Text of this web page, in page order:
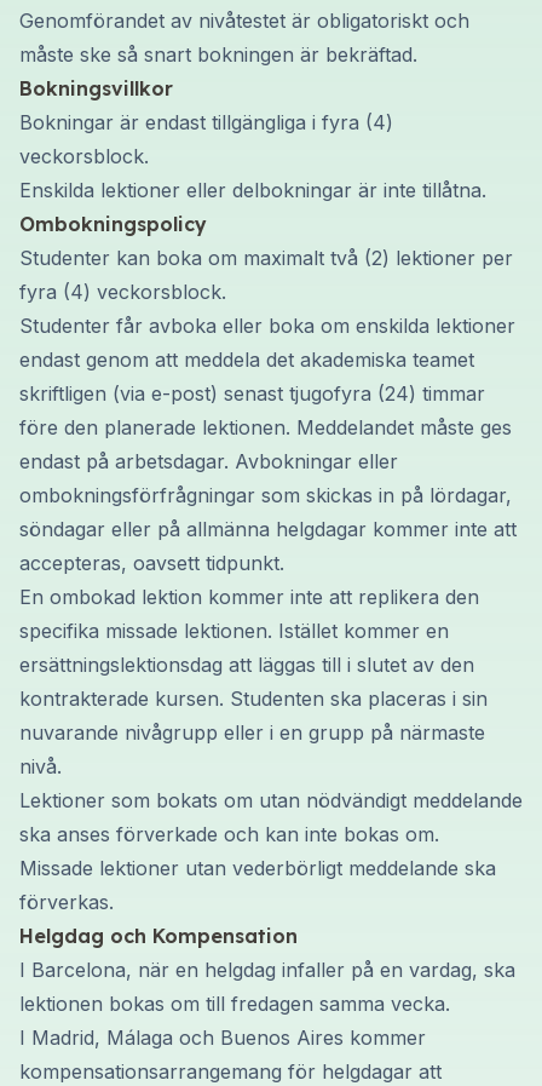
Genomförandet av nivåtestet är obligatoriskt och
måste ske så snart bokningen är bekräftad.
Bokningsvillkor
Bokningar är endast tillgängliga i fyra (4)
veckorsblock.
Enskilda lektioner eller delbokningar är inte tillåtna.
Ombokningspolicy
Studenter kan boka om maximalt två (2) lektioner per
fyra (4) veckorsblock.
Studenter får avboka eller boka om enskilda lektioner
endast genom att meddela det akademiska teamet
skriftligen (via e-post) senast tjugofyra (24) timmar
före den planerade lektionen. Meddelandet måste ges
endast på arbetsdagar. Avbokningar eller
ombokningsförfrågningar som skickas in på lördagar,
söndagar eller på allmänna helgdagar kommer inte att
accepteras, oavsett tidpunkt.
En ombokad lektion kommer inte att replikera den
specifika missade lektionen. Istället kommer en
ersättningslektionsdag att läggas till i slutet av den
kontrakterade kursen. Studenten ska placeras i sin
nuvarande nivågrupp eller i en grupp på närmaste
nivå.
Lektioner som bokats om utan nödvändigt meddelande
ska anses förverkade och kan inte bokas om.
Missade lektioner utan vederbörligt meddelande ska
förverkas.
Helgdag och Kompensation
I Barcelona, när en helgdag infaller på en vardag, ska
lektionen bokas om till fredagen samma vecka.
I Madrid, Málaga och Buenos Aires kommer
kompensationsarrangemang för helgdagar att